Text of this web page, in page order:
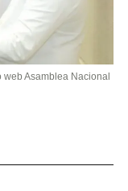
Asamblea Nacional